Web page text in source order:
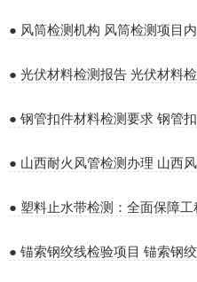
● 风筒检测机构 风筒检测项目
● 光伏材料检测报告 光伏材料
● 塑料止水带检测：全面保障